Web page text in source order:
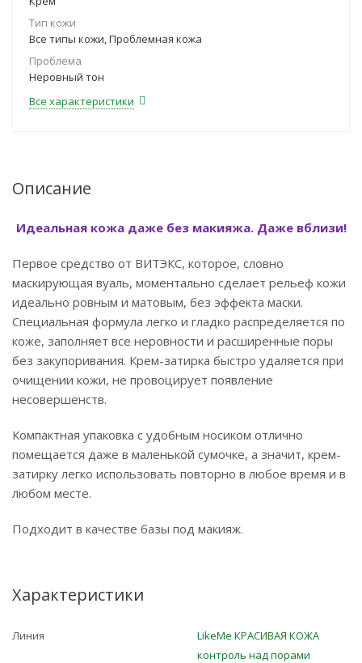
Тип кожи
Все типы кожи, Проблемная кожа
Проблема
Неровный тон
Все характеристики
Описание
Идеальная кожа даже без макияжа. Даже вблизи!
Первое средство от ВИТЭКС, которое, словно
маскирующая вуаль, моментально сделает рельеф кожи
идеально ровным и матовым, без эффекта маски.
Специальная формула легко и гладко распределяется по
коже, заполняет все неровности и расширенные поры
без закупоривания. Крем-затирка быстро удаляется при
очищении кожи, не провоцирует появление
несовершенств.
Компактная упаковка с удобным носиком отлично
помещается даже в маленькой сумочке, а значит, крем-
затирку легко использовать повторно в любое время и в
любом месте.
Подходит в качестве базы под макияж.
Характеристики
Линия
LikeMe КРАСИВАЯ КОЖА
контроль над порами